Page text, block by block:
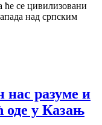
ће се цивилизовани
над српским
разуме и
оде у Казањ